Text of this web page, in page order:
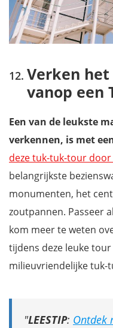
Verken
vanop een
Een van de leukste
verkennen, is met
deze tuk-tuk-tour door
belangrijkste
monumenten, het
zoutpannen. Passeer
kom meer te weten
tijdens deze leuke
milieuvriendelijke tuk-
LEESTIP: Ontdek